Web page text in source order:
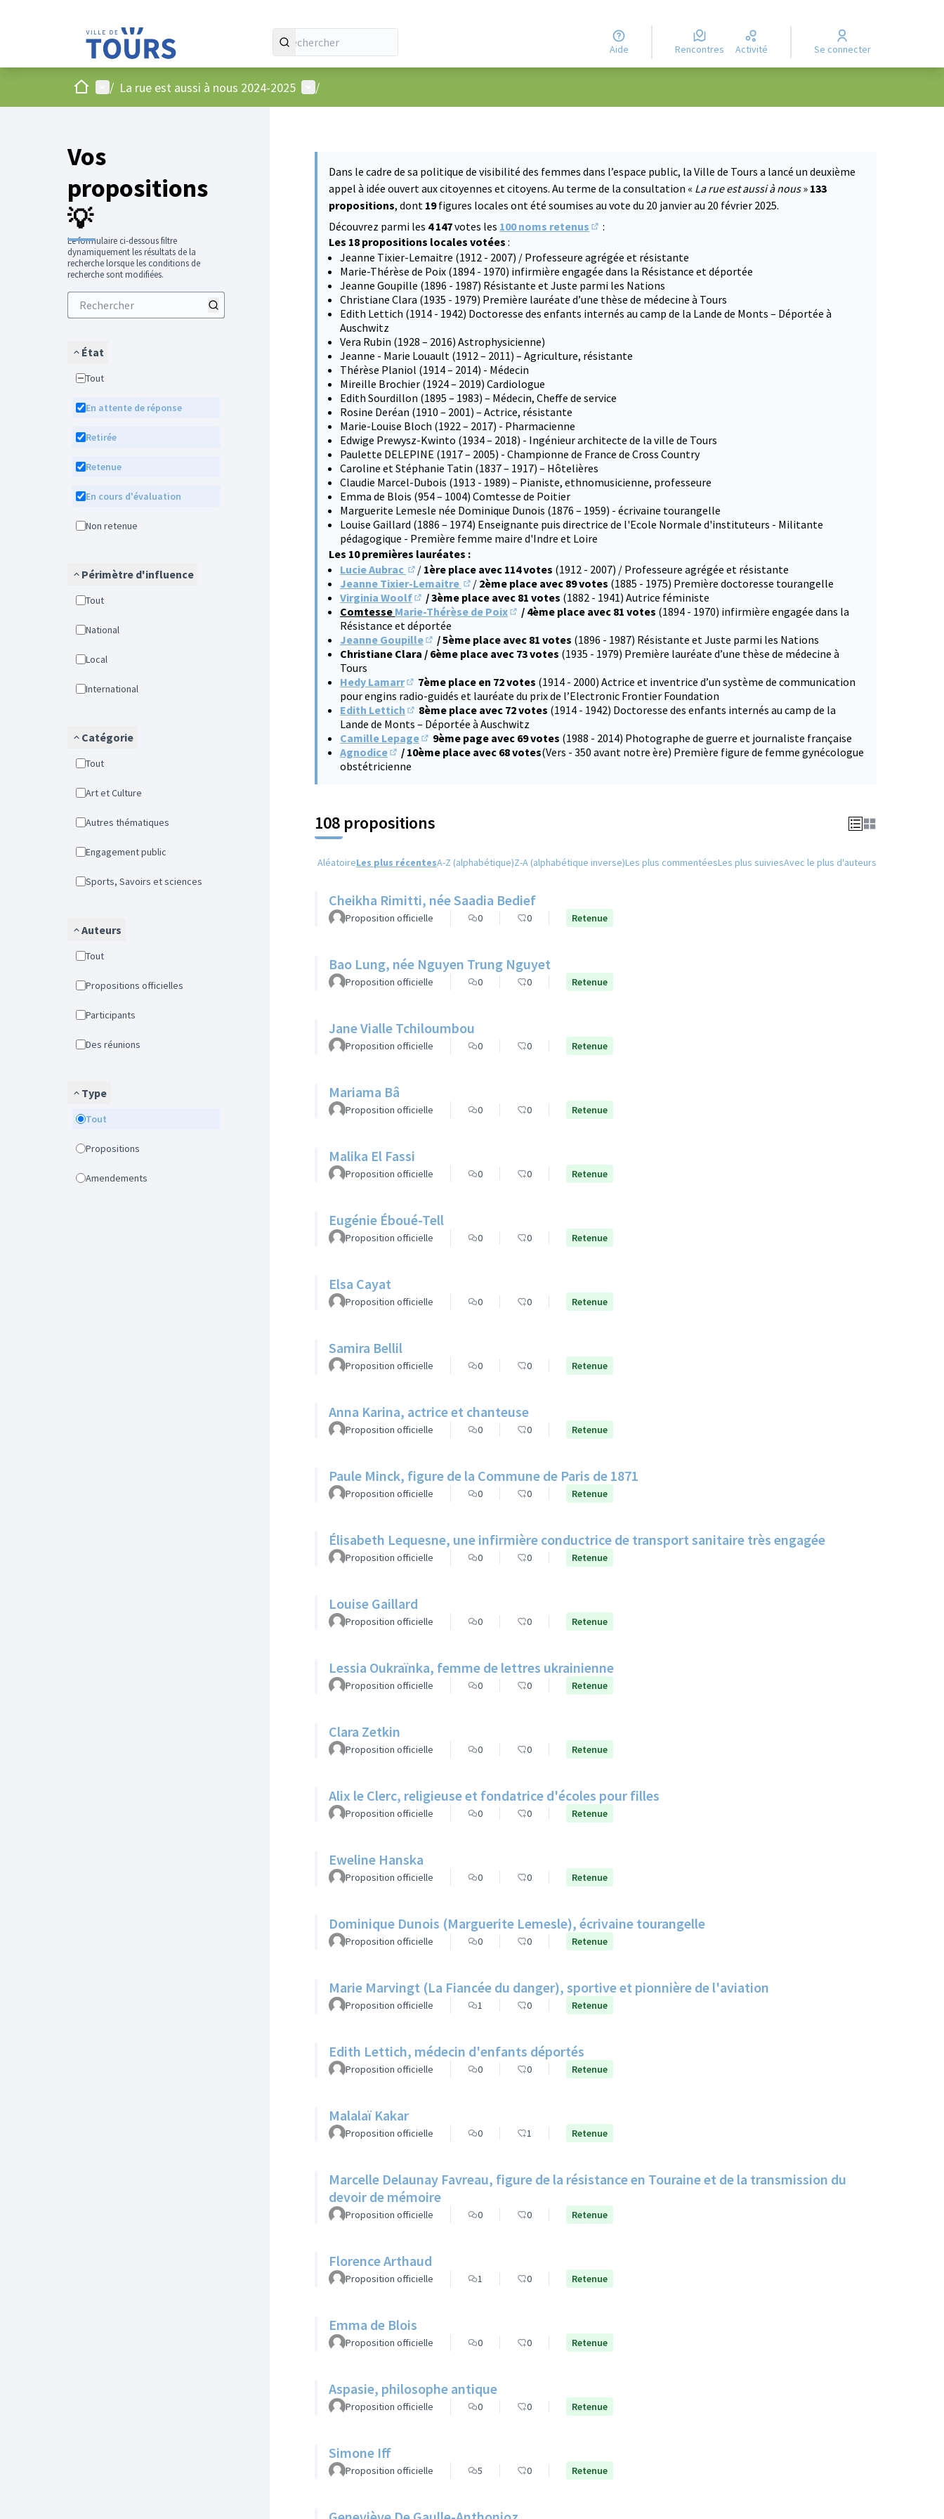
Aide Rencontres Activité Se connecter
AccueilMenu principal
/ La rue est aussi à nous 2024-2025 Menu utilisateur
/
Vos
propositions
💡
Le formulaire ci-dessous filtre
dynamiquement les résultats de la
recherche lorsque les conditions de
recherche sont modifiées.
État
Tout
En attente de réponse
Retirée
Retenue
En cours d'évaluation
Non retenue
Périmètre d'influence
Tout
National
Local
International
Catégorie
Tout
Art et Culture
Autres thématiques
Engagement public
Sports, Savoirs et sciences
Auteurs
Tout
Propositions officielles
Participants
Des réunions
Type
Tout
Propositions
Amendements
Dans le cadre de sa politique de visibilité des femmes dans l’espace public, la Ville de Tours a lancé un deuxième
appel à idée ouvert aux citoyennes et citoyens. Au terme de la consultation « La rue est aussi à nous» 133
propositions, dont 19figures locales ont été soumises au vote du 20 janvier au 20 février 2025.
Découvrez parmi les 4 147votes les 100 noms retenus
:
Les 18 propositions locales votées :
Jeanne Tixier-Lemaitre (1912 - 2007) / Professeure agrégée et résistante
Marie-Thérèse de Poix (1894 - 1970) infirmière engagée dans la Résistance et déportée
Jeanne Goupille (1896 - 1987) Résistante et Juste parmi les Nations
Christiane Clara (1935 - 1979) Première lauréate d’une thèse de médecine à Tours
Edith Lettich (1914 - 1942) Doctoresse des enfants internés au camp de la Lande de Monts – Déportée à
Auschwitz
Vera Rubin (1928 – 2016) Astrophysicienne)
Jeanne - Marie Louault (1912 – 2011) – Agriculture, résistante
Thérèse Planiol (1914 – 2014) - Médecin
Mireille Brochier (1924 – 2019) Cardiologue
Edith Sourdillon (1895 – 1983) – Médecin, Cheffe de service
Rosine Deréan (1910 – 2001) – Actrice, résistante
Marie-Louise Bloch (1922 – 2017) - Pharmacienne
Edwige Prewysz-Kwinto (1934 – 2018) - Ingénieur architecte de la ville de Tours
Paulette DELEPINE (1917 – 2005) - Championne de France de Cross Country
Caroline et Stéphanie Tatin (1837 – 1917) – Hôtelières
Claudie Marcel-Dubois (1913 - 1989) – Pianiste, ethnomusicienne, professeure
Emma de Blois (954 – 1004) Comtesse de Poitier
Marguerite Lemesle née Dominique Dunois (1876 – 1959) - écrivaine tourangelle
Louise Gaillard (1886 – 1974) Enseignante puis directrice de l'Ecole Normale d'instituteurs - Militante
pédagogique - Première femme maire d'Indre et Loire
Les 10 premières lauréates :
Lucie Aubrac
(S'ouvre dans un nouvel onglet)
/ 1ère place avec 114 votes (1912 - 2007) / Professeure agrégée et résistante
Jeanne Tixier-Lemaitre
(S'ouvre dans un nouvel onglet)
/ 2ème place avec 89 votes (1885 - 1975) Première doctoresse tourangelle
Virginia Woolf
(S'ouvre dans un nouvel onglet)
/ 3ème place avec 81 votes (1882 - 1941) Autrice féministe
Comtesse Marie-Thérèse de Poix
(S'ouvre dans un nouvel onglet)
/ 4ème place avec 81 votes (1894 - 1970) infirmière engagée dans la
Résistance et déportée
Jeanne Goupille
(S'ouvre dans un nouvel onglet)
/ 5ème place avec 81 votes (1896 - 1987) Résistante et Juste parmi les Nations
Christiane Clara / 6ème place avec 73 votes (1935 - 1979) Première lauréate d’une thèse de médecine à
Tours
Hedy Lamarr
(S'ouvre dans un nouvel onglet)
7ème place en 72 votes (1914 - 2000) Actrice et inventrice d’un système de communication
pour engins radio-guidés et lauréate du prix de l’Electronic Frontier Foundation
Edith Lettich
(S'ouvre dans un nouvel onglet)
8ème place avec 72 votes (1914 - 1942) Doctoresse des enfants internés au camp de la
Lande de Monts – Déportée à Auschwitz
Camille Lepage
(S'ouvre dans un nouvel onglet)
9ème page avec 69 votes (1988 - 2014) Photographe de guerre et journaliste française
Agnodice
(S'ouvre dans un nouvel onglet)
/ 10ème place avec 68 votes(Vers - 350 avant notre ère) Première figure de femme gynécologue
obstétricienne
108 propositions
AléatoireLes plus récentesA-Z (alphabétique)Z-A (alphabétique inverse)Les plus commentéesLes plus suiviesAvec le plus d'auteurs
Cheikha Rimitti, née Saadia Bedief
Proposition officielle 0 0 Retenue
Bao Lung, née Nguyen Trung Nguyet
Proposition officielle 0 0 Retenue
Jane Vialle Tchiloumbou
Proposition officielle 0 0 Retenue
Mariama Bâ
Proposition officielle 0 0 Retenue
Malika El Fassi
Proposition officielle 0 0 Retenue
Eugénie Éboué-Tell
Proposition officielle 0 0 Retenue
Elsa Cayat
Proposition officielle 0 0 Retenue
Samira Bellil
Proposition officielle 0 0 Retenue
Anna Karina, actrice et chanteuse
Proposition officielle 0 0 Retenue
Paule Minck, figure de la Commune de Paris de 1871
Proposition officielle 0 0 Retenue
Élisabeth Lequesne, une infirmière conductrice de transport sanitaire très engagée
Proposition officielle 0 0 Retenue
Louise Gaillard
Proposition officielle 0 0 Retenue
Lessia Oukraïnka, femme de lettres ukrainienne
Proposition officielle 0 0 Retenue
Clara Zetkin
Proposition officielle 0 0 Retenue
Alix le Clerc, religieuse et fondatrice d'écoles pour filles
Proposition officielle 0 0 Retenue
Eweline Hanska
Proposition officielle 0 0 Retenue
Dominique Dunois (Marguerite Lemesle), écrivaine tourangelle
Proposition officielle 0 0 Retenue
Marie Marvingt (La Fiancée du danger), sportive et pionnière de l'aviation
Proposition officielle 1 0 Retenue
Edith Lettich, médecin d'enfants déportés
Proposition officielle 0 0 Retenue
Malalaï Kakar
Proposition officielle 0 1 Retenue
Marcelle Delaunay Favreau, figure de la résistance en Touraine et de la transmission du
devoir de mémoire
Proposition officielle 0 0 Retenue
Florence Arthaud
Proposition officielle 1 0 Retenue
Emma de Blois
Proposition officielle 0 0 Retenue
Aspasie, philosophe antique
Proposition officielle 0 0 Retenue
Simone Iff
Proposition officielle 5 0 Retenue